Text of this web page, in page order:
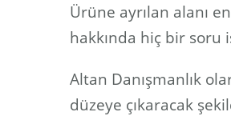
Ürüne ayrılan alanı
hakkında hiç bir
Altan Danışmanlık
düzeye çıkaracak